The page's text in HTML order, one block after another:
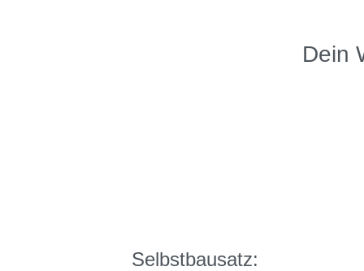
Dein
Selbstbausatz: